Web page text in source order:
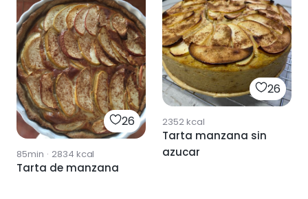
26
85min · 2834 kcal
Tarta de manzana
26
2352kcal
Tarta manzana sin
azucar